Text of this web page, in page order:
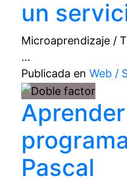
un
Microaprendizaje /
…
Publicada en Web /
Pascal